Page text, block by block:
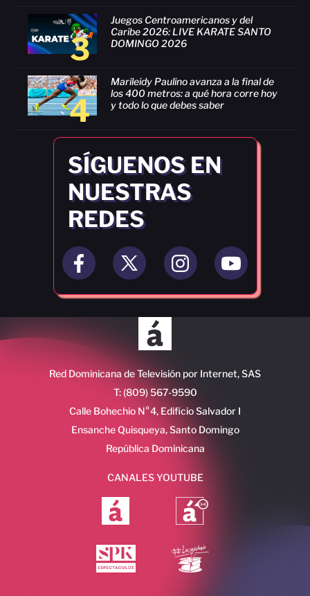
3
Juegos Centroamericanos y del
Caribe 2026: LIVE KARATE SANTO
DOMINGO 2026
4
Marileidy Paulino avanza a la final de
los 400 metros: a qué hora corre hoy
y todo lo que debes saber
SÍGUENOS EN
NUESTRAS
REDES
Red Dominicana de Televisión por Internet, SAS
T: (809) 567-9590
Calle Bohechio N°4, Edificio Salvador I
Ensanche Quisqueya, Santo Domingo
República Dominicana
CANALES YOUTUBE